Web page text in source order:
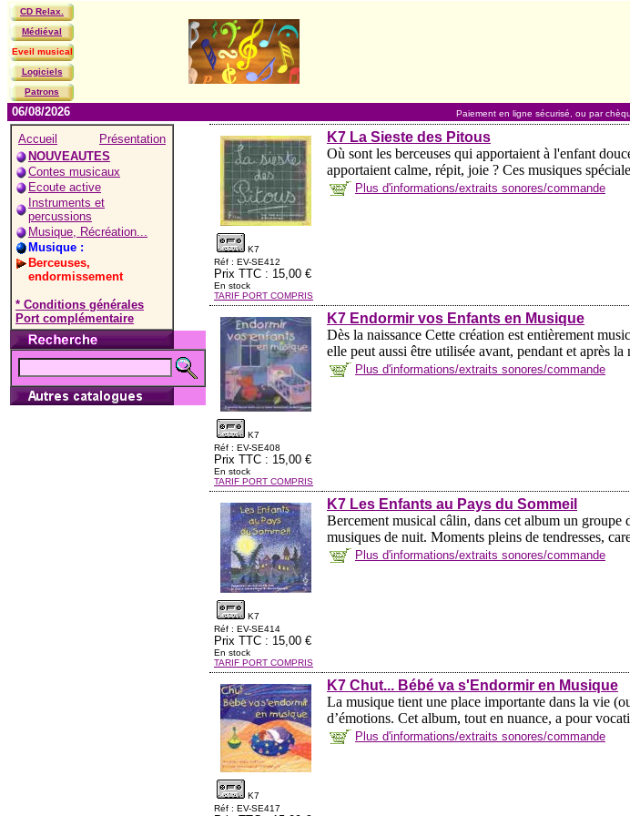
CD Relax.
Médiéval
Eveil musical
Logiciels
Patrons
06/08/2026
Paiement en ligne sécurisé, ou par
Accueil
Présentation
NOUVEAUTES
Contes musicaux
Ecoute active
Instruments et
percussions
Musique, Récréation...
Musique :
Berceuses,
endormissement
* Conditions générales
Port complémentaire
K7
Réf : EV-SE412
Prix TTC : 15,00 €
En stock
TARIF PORT COMPRIS
K7 La Sieste des Pitous
Où sont les berceuses qui apportaient à l'enfant
apportaient calme, répit, joie ? Ces musiques
Plus d'informations/extraits sonores/commande
K7
Réf : EV-SE408
Prix TTC : 15,00 €
En stock
TARIF PORT COMPRIS
K7 Endormir vos Enfants en Musique
Dès la naissance Cette création est entièrement
elle peut aussi être utilisée avant, pendant et après
Plus d'informations/extraits sonores/commande
K7
Réf : EV-SE414
Prix TTC : 15,00 €
En stock
TARIF PORT COMPRIS
K7 Les Enfants au Pays du Sommeil
Bercement musical câlin, dans cet album un groupe
musiques de nuit. Moments pleins de tendresses,
Plus d'informations/extraits sonores/commande
K7
Réf : EV-SE417
K7 Chut... Bébé va s'Endormir en Musique
La musique tient une place importante dans la vie
d’émotions. Cet album, tout en nuance, a pour
Plus d'informations/extraits sonores/commande